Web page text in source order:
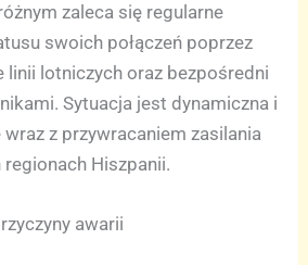
zaleca się regularne
swoich połączeń poprzez
linii lotniczych oraz bezpośredni
Sytuacja jest dynamiczna i
z przywracaniem zasilania
Hiszpanii.
awarii